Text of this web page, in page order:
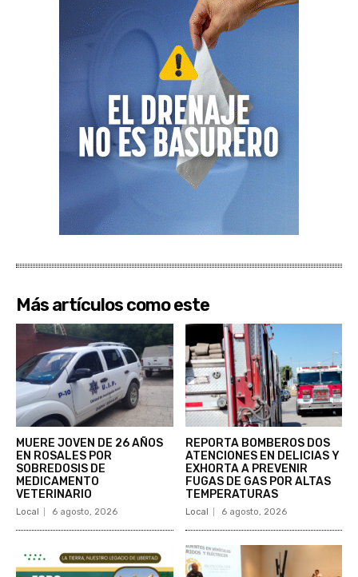
Más artículos como este
MUERE JOVEN DE 26 AÑOS
EN ROSALES POR
SOBREDOSIS DE
MEDICAMENTO
VETERINARIO
Local 6 agosto, 2026
REPORTA BOMBEROS DOS
ATENCIONES EN DELICIAS Y
EXHORTA A PREVENIR
FUGAS DE GAS POR ALTAS
TEMPERATURAS
Local 6 agosto, 2026